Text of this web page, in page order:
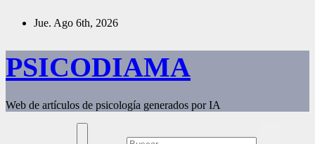
Jue. Ago 6th, 2026
PSICODIAMA
Web de artículos de psicología generados por IA